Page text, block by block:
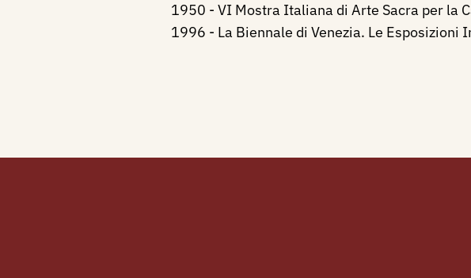
1950 - VI Mostra Italiana di Arte Sacra per la
1996 - La Biennale di Venezia. Le